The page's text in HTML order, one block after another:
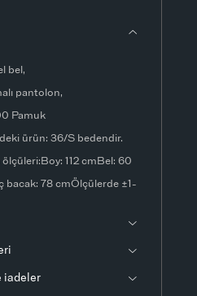
bel,
pantolon,
Pamuk
ürün: 36/S bedendir.
112 cmBel: 60
bacak: 78 cmÖlçülerde ±1-
ortamında
ayarlarından dolayı
görülebilir.
iadeler